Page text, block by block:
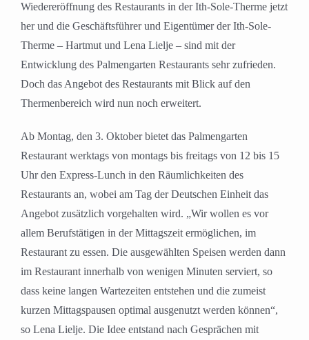
Wiedereröffnung des Restaurants in der Ith-Sole-Therme jetzt
her und die Geschäftsführer und Eigentümer der Ith-Sole-
Therme – Hartmut und Lena Lielje – sind mit der
Entwicklung des Palmengarten Restaurants sehr zufrieden.
Doch das Angebot des Restaurants mit Blick auf den
Thermenbereich wird nun noch erweitert.
Ab Montag, den 3. Oktober bietet das Palmengarten
Restaurant werktags von montags bis freitags von 12 bis 15
Uhr den Express-Lunch in den Räumlichkeiten des
Restaurants an, wobei am Tag der Deutschen Einheit das
Angebot zusätzlich vorgehalten wird. „Wir wollen es vor
allem Berufstätigen in der Mittagszeit ermöglichen, im
Restaurant zu essen. Die ausgewählten Speisen werden dann
im Restaurant innerhalb von wenigen Minuten serviert, so
dass keine langen Wartezeiten entstehen und die zumeist
kurzen Mittagspausen optimal ausgenutzt werden können“,
so Lena Lielje. Die Idee entstand nach Gesprächen mit